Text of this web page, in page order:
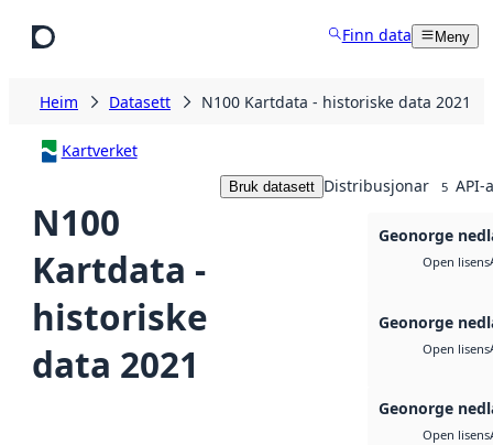
Finn data Meny
Heim Datasett N100 Kartdata - historiske data 2021
Kartverket
N100
Kartdata -
historiske
data 2021
Bruk datasett Distribusjonar 5 API-
Geonorge
Open lisens
Geonorge
Open lisens
Geonorge
Open lisens